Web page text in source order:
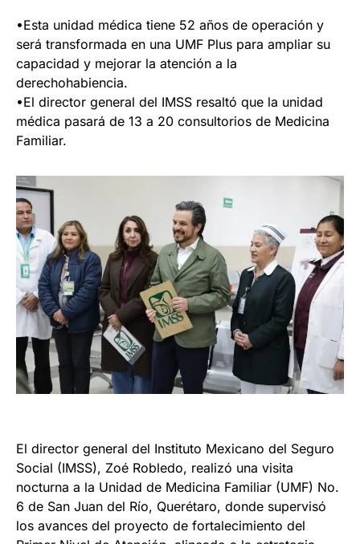
•Esta unidad médica tiene 52 años de operación y
será transformada en una UMF Plus para ampliar su
capacidad y mejorar la atención a la
derechohabiencia.
•El director general del IMSS resaltó que la unidad
médica pasará de 13 a 20 consultorios de Medicina
Familiar.
El director general del Instituto Mexicano del Seguro
Social (IMSS), Zoé Robledo, realizó una visita
nocturna a la Unidad de Medicina Familiar (UMF) No.
6 de San Juan del Río, Querétaro, donde supervisó
los avances del proyecto de fortalecimiento del